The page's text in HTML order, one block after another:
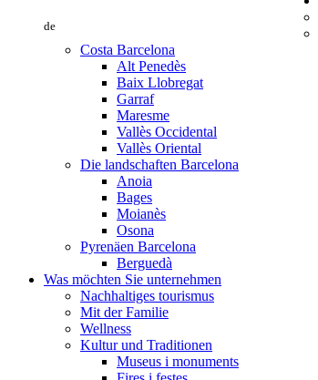
de
Costa Barcelona
Alt Penedès
Baix Llobregat
Garraf
Maresme
Vallès Occidental
Vallès Oriental
Die landschaften Barcelona
Anoia
Bages
Moianès
Osona
Pyrenäen Barcelona
Berguedà
Was möchten Sie unternehmen
Nachhaltiges tourismus
Mit der Familie
Wellness
Kultur und Traditionen
Museus i monuments